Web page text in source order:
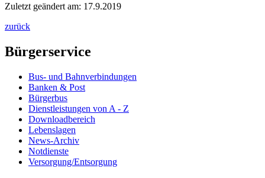
Zuletzt geändert am: 17.9.2019
zurück
Bürgerservice
Bus- und Bahnverbindungen
Banken & Post
Bürgerbus
Dienstleistungen von A - Z
Downloadbereich
Lebenslagen
News-Archiv
Notdienste
Versorgung/Entsorgung